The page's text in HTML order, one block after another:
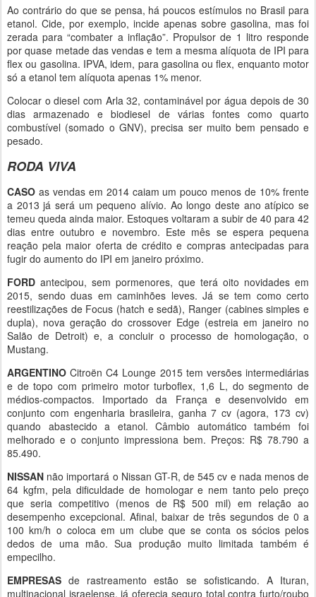
Ao contrário do que se pensa, há poucos estímulos no Brasil para
etanol. Cide, por exemplo, incide apenas sobre gasolina, mas foi
zerada para “combater a inflação”. Propulsor de 1 litro responde
por quase metade das vendas e tem a mesma alíquota de IPI para
flex ou gasolina. IPVA, idem, para gasolina ou flex, enquanto motor
só a etanol tem alíquota apenas 1% menor.
Colocar o diesel com Arla 32, contaminável por água depois de 30
dias armazenado e biodiesel de várias fontes como quarto
combustível (somado o GNV), precisa ser muito bem pensado e
pesado.
RODA VIVA
CASO as vendas em 2014 caiam um pouco menos de 10% frente
a 2013 já será um pequeno alívio. Ao longo deste ano atípico se
temeu queda ainda maior. Estoques voltaram a subir de 40 para 42
dias entre outubro e novembro. Este mês se espera pequena
reação pela maior oferta de crédito e compras antecipadas para
fugir do aumento do IPI em janeiro próximo.
FORD antecipou, sem pormenores, que terá oito novidades em
2015, sendo duas em caminhões leves. Já se tem como certo
reestilizações de Focus (hatch e sedã), Ranger (cabines simples e
dupla), nova geração do crossover Edge (estreia em janeiro no
Salão de Detroit) e, a concluir o processo de homologação, o
Mustang.
ARGENTINO Citroën C4 Lounge 2015 tem versões intermediárias
e de topo com primeiro motor turboflex, 1,6 L, do segmento de
médios-compactos. Importado da França e desenvolvido em
conjunto com engenharia brasileira, ganha 7 cv (agora, 173 cv)
quando abastecido a etanol. Câmbio automático também foi
melhorado e o conjunto impressiona bem. Preços: R$ 78.790 a
85.490.
NISSAN não importará o Nissan GT-R, de 545 cv e nada menos de
64 kgfm, pela dificuldade de homologar e nem tanto pelo preço
que seria competitivo (menos de R$ 500 mil) em relação ao
desempenho excepcional. Afinal, baixar de três segundos de 0 a
100 km/h o coloca em um clube que se conta os sócios pelos
dedos de uma mão. Sua produção muito limitada também é
empecilho.
EMPRESAS de rastreamento estão se sofisticando. A Ituran,
multinacional israelense, já oferecia seguro total contra furto/roubo